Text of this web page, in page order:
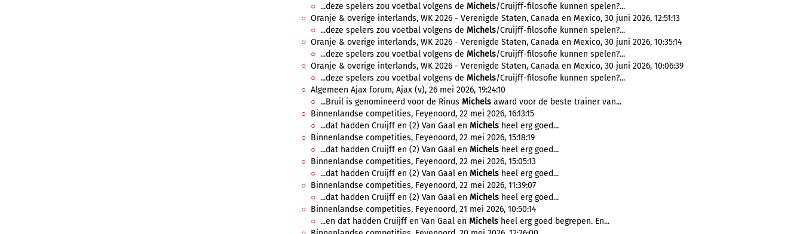
...deze spelers zou voetbal volgens de Michels/Cruijff-filosofie kunnen spelen?...
Oranje & overige interlands, WK 2026 - Verenigde Staten, Canada en Mexico, 30 juni 2026, 12:51:13
...deze spelers zou voetbal volgens de Michels/Cruijff-filosofie kunnen spelen?...
Oranje & overige interlands, WK 2026 - Verenigde Staten, Canada en Mexico, 30 juni 2026, 10:35:14
...deze spelers zou voetbal volgens de Michels/Cruijff-filosofie kunnen spelen?...
Oranje & overige interlands, WK 2026 - Verenigde Staten, Canada en Mexico, 30 juni 2026, 10:06:39
...deze spelers zou voetbal volgens de Michels/Cruijff-filosofie kunnen spelen?...
Algemeen Ajax forum, Ajax (v), 26 mei 2026, 19:24:10
...Bruil is genomineerd voor de Rinus Michels award voor de beste trainer van...
Binnenlandse competities, Feyenoord, 22 mei 2026, 16:13:15
...dat hadden Cruijff en (2) Van Gaal en Michels heel erg goed...
Binnenlandse competities, Feyenoord, 22 mei 2026, 15:18:19
...dat hadden Cruijff en (2) Van Gaal en Michels heel erg goed...
Binnenlandse competities, Feyenoord, 22 mei 2026, 15:05:13
...dat hadden Cruijff en (2) Van Gaal en Michels heel erg goed...
Binnenlandse competities, Feyenoord, 22 mei 2026, 11:39:07
...dat hadden Cruijff en (2) Van Gaal en Michels heel erg goed...
Binnenlandse competities, Feyenoord, 21 mei 2026, 10:50:14
...en dat hadden Cruijff en Van Gaal en Michels heel erg goed begrepen. En...